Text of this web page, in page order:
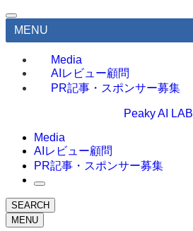
MENU
Media
AIレビュー顧問
PR記事・スポンサー募集
Peaky AI LAB
Media
AIレビュー顧問
PR記事・スポンサー募集
SEARCH
MENU